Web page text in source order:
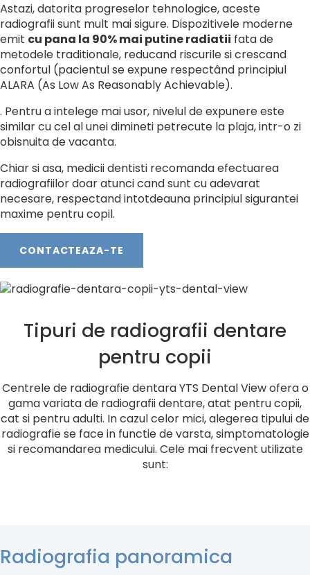
Astazi, datorita progreselor tehnologice, aceste
radiografii sunt mult mai sigure. Dispozitivele moderne
emit cu pana la 90% mai putine radiatii fata de
metodele traditionale, reducand riscurile si crescand
confortul (pacientul se expune respectând principiul
ALARA (As Low As Reasonably Achievable).
. Pentru a intelege mai usor, nivelul de expunere este
similar cu cel al unei dimineti petrecute la plaja, intr-o zi
obisnuita de vacanta.
Chiar si asa, medicii dentisti recomanda efectuarea
radiografiilor doar atunci cand sunt cu adevarat
necesare, respectand intotdeauna principiul sigurantei
maxime pentru copil.
CONTACTEAZA-TE
Tipuri de radiografii dentare
pentru copii
Centrele de radiografie dentara YTS Dental View ofera o
gama variata de radiografii dentare, atat pentru copii,
cat si pentru adulti. In cazul celor mici, alegerea tipului de
radiografie se face in functie de varsta, simptomatologie
si recomandarea medicului. Cele mai frecvent utilizate
sunt:
Radiografia panoramica